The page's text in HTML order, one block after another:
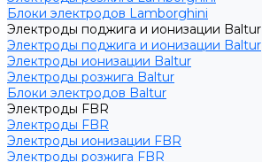
Блоки электродов Lamborghini
Электроды поджига и ионизации Baltur
Электроды поджига и ионизации Baltur
Электроды ионизации Baltur
Электроды розжига Baltur
Блоки электродов Baltur
Электроды FBR
Электроды FBR
Электроды ионизации FBR
Электроды розжига FBR